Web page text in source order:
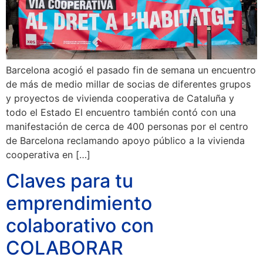
Barcelona acogió el pasado fin de semana un encuentro
de más de medio millar de socias de diferentes grupos
y proyectos de vivienda cooperativa de Cataluña y
todo el Estado El encuentro también contó con una
manifestación de cerca de 400 personas por el centro
de Barcelona reclamando apoyo público a la vivienda
cooperativa en […]
Claves para tu
emprendimiento
colaborativo con
COLABORAR